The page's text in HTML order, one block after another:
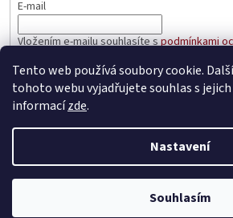
Tento web používá soubory cookie.
tohoto webu vyjadřujete souhlas s jejich
informacízde.
Nastavení
Souhlasím
E-mail
Vložením e-mailu souhlasíte spodmínkami
PŘIHLÁSIT SE
Vytvořil Shoptet
prakticke-regaly.cz.